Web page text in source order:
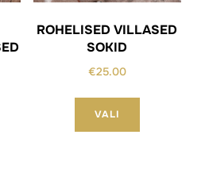
ROHELISED VILLASED
SOKID
€25.00
VALI